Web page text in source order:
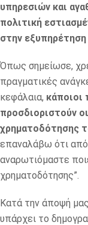
υπηρεσιών και
πολιτική
στην
Όπως σημείωσε,
πραγματικές
κεφάλαια, κάποιοι
προσδιοριστούν
χρηματοδότησης
επαναλάβω ότι
αναρωτιόμαστε
χρηματοδότησης”.
Κατά την άποψή
υπάρχει το